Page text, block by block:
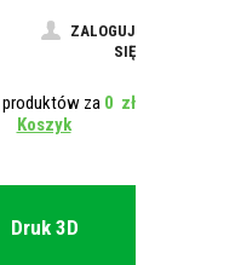
ZALOGUJ
SIĘ
produktów za 0 zł
Koszyk
Druk 3D